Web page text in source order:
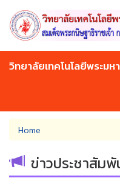
main
content
วิทยาลัยเทคโนโลยีพระม
You
are
here
Home
ข่าวประชาสัม